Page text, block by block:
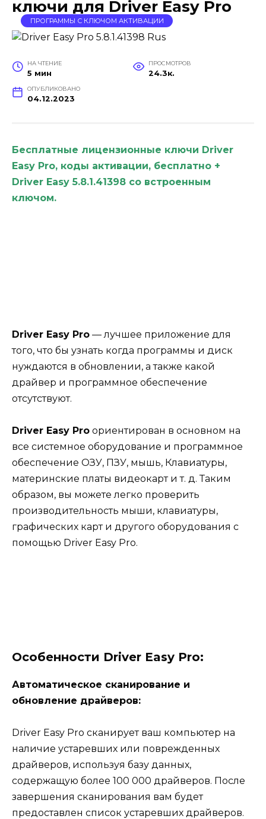
ключи для Driver Easy Pro
ПРОГРАММЫ С КЛЮЧОМ АКТИВАЦИИ
НА ЧТЕНИЕ
5 мин
ПРОСМОТРОВ
24.3к.
ОПУБЛИКОВАНО
04.12.2023
Бесплатные лицензионные ключи Driver
Easy Pro, коды активации, бесплатно +
Driver Easy 5.8.1.41398 со встроенным
ключом.
Driver Easy Pro — лучшее приложение для
того, что бы узнать когда программы и диск
нуждаются в обновлении, а также какой
драйвер и программное обеспечение
отсутствуют.
Driver Easy Pro ориентирован в основном на
все системное оборудование и программное
обеспечение ОЗУ, ПЗУ, мышь, Клавиатуры,
материнские платы видеокарт и т. д. Таким
образом, вы можете легко проверить
производительность мыши, клавиатуры,
графических карт и другого оборудования с
помощью Driver Easy Pro.
Особенности Driver Easy Pro:
Автоматическое сканирование и
обновление драйверов:
Driver Easy Pro сканирует ваш компьютер на
наличие устаревших или поврежденных
драйверов, используя базу данных,
содержащую более 100 000 драйверов. После
завершения сканирования вам будет
предоставлен список устаревших драйверов.